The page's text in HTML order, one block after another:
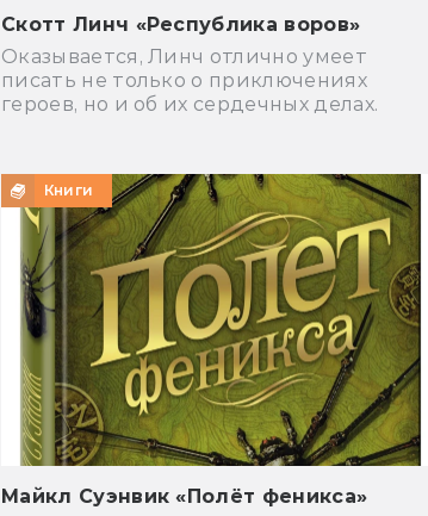
Скотт Линч «Республика воров»
Оказывается, Линч отлично умеет
писать не только о приключениях
героев, но и об их сердечных делах.
Книги
Майкл Суэнвик «Полёт феникса»